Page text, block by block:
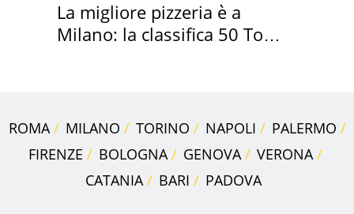
La migliore pizzeria è a
Milano: la classifica 50 Top
ROMA MILANO TORINO NAPOLI
PALERMO
FIRENZE
BOLOGNA GENOVA
VERONA
CATANIA
BARI PADOVA